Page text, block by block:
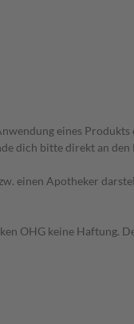
eines
dich bitte direkt an den
einen Apotheker
OHG keine Haftung.